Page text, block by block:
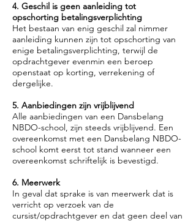
4. Geschil is geen aanleiding tot
opschorting betalingsverplichting
Het bestaan van enig geschil zal nimmer
aanleiding kunnen zijn tot opschorting van
enige betalingsverplichting, terwijl de
opdrachtgever evenmin een beroep
openstaat op korting, verrekening of
dergelijke.
5. Aanbiedingen zijn vrijblijvend
Alle aanbiedingen van een Dansbelang
NBDO-school, zijn steeds vrijblijvend. Een
overeenkomst met een Dansbelang NBDO-
school komt eerst tot stand wanneer een
overeenkomst schriftelijk is bevestigd.
6. Meerwerk
In geval dat sprake is van meerwerk dat is
verricht op verzoek van de
cursist/opdrachtgever en dat geen deel van